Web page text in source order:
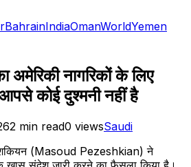
BahrainIndiaOmanWorldYemen
अमेरिकी नागरिकों के लिए
कोई दुश्मनी नहीं है
2 min read0 viewsSaudi
(Masoud Pezeshkian) ने